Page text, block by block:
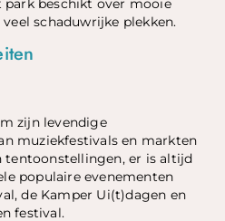
park beschikt over mooie
schaduwrijke plekken.
zijn levendige
muziekfestivals en markten
er is altijd
populaire evenementen
de Kamper Ui(t)dagen en
festival.